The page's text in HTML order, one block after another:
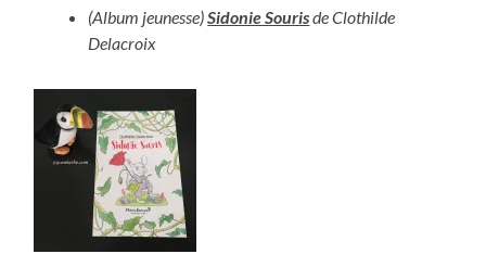
(Album jeunesse)Sidonie Sourisde Clothilde
Delacroix